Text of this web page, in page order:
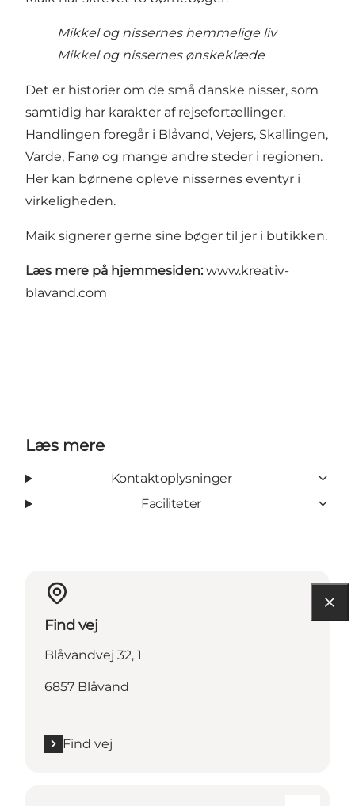
Mikkel og nissernes hemmelige liv
Mikkel og nissernes ønskeklæde
Det er historier om de små danske nisser, som
samtidig har karakter af rejsefortællinger.
Handlingen foregår i Blåvand, Vejers, Skallingen,
Varde, Fanø og mange andre steder i regionen.
Her kan børnene opleve nissernes eventyr i
virkeligheden.
Maik signerer gerne sine bøger til jer i butikken.
Læs mere på hjemmesiden: www.kreativ-
blavand.com
Læs mere
Kontaktoplysninger
Faciliteter
Find vej
Blåvandvej 32, 1
6857 Blåvand
Find vej